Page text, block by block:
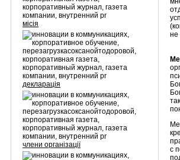
місія
декларація
члени організації
не
с